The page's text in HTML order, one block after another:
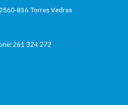
836 Torres Vedras
261 324 272